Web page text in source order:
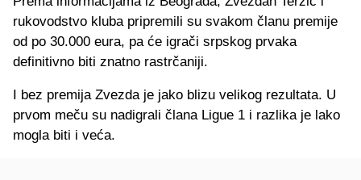
rukovodstvo kluba pripremili su svakom članu premije
od po 30.000 eura, pa će igrači srpskog prvaka
definitivno biti znatno rastrčaniji.
I bez premija Zvezda je jako blizu velikog rezultata. U
prvom meču su nadigrali člana Ligue 1 i razlika je lako
mogla biti i veća.